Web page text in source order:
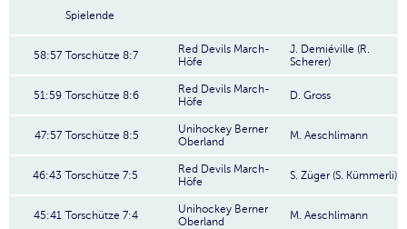
Spielende
58:57 Torschütze 8:7
Red Devils March-
Höfe
J. Demiéville (R.
Scherer)
51:59 Torschütze 8:6
Red Devils March-
Höfe
D. Gross
47:57 Torschütze 8:5
Unihockey Berner
Oberland
M. Aeschlimann
46:43 Torschütze 7:5
Red Devils March-
Höfe
S. Züger (S. Kümmerli)
45:41 Torschütze 7:4
Unihockey Berner
Oberland
M. Aeschlimann